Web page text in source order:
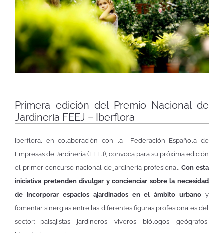
Primera edición del Premio Nacional de
Jardinería FEEJ – Iberflora
Iberflora, en colaboración con la Federación Española de
Empresas de Jardinería (FEEJ), convoca para su próxima edición
el primer concurso nacional de jardinería profesional.Con esta
iniciativa pretenden divulgar y concienciar sobre la necesidad
de incorporar espacios ajardinados en el ámbito urbano y
fomentar sinergias entre las diferentes figuras profesionales del
sector: paisajistas, jardineros, viveros, biólogos, geógrafos,